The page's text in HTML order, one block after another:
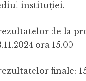
instituției.
de la
ora 15.00
finale: